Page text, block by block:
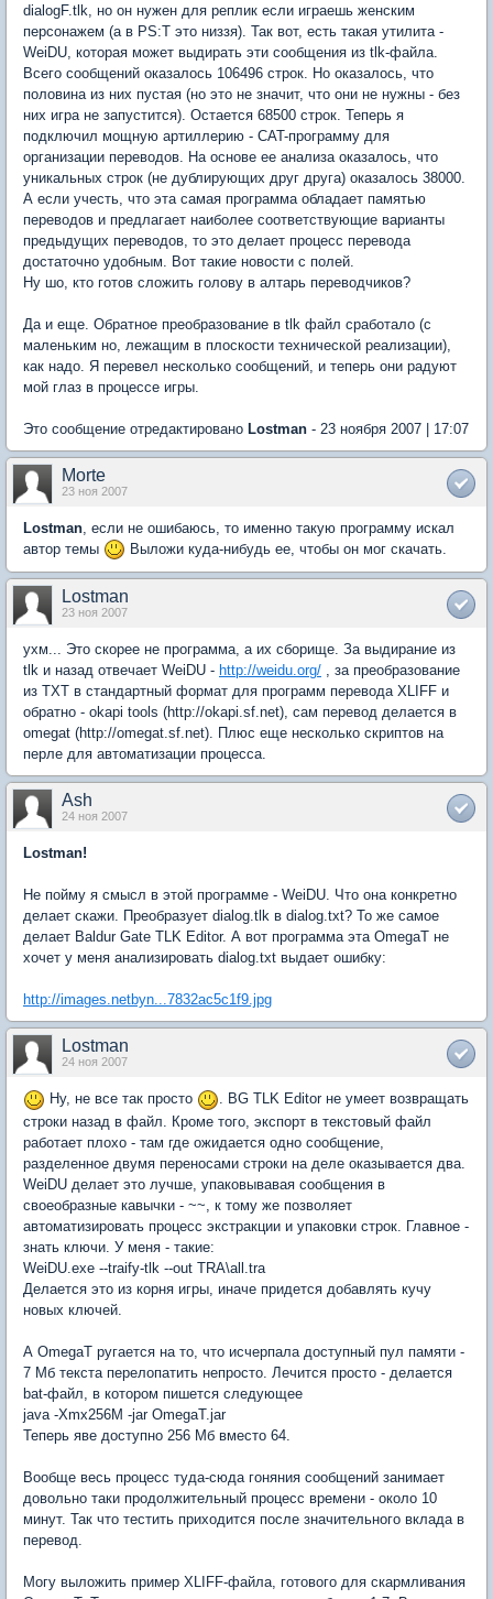
dialogF.tlk, но он нужен для реплик если играешь женским
персонажем (а в PS:T это низзя). Так вот, есть такая утилита -
WeiDU, которая может выдирать эти сообщения из tlk-файла.
Всего сообщений оказалось 106496 строк. Но оказалось, что
половина из них пустая (но это не значит, что они не нужны - без
них игра не запустится). Остается 68500 строк. Теперь я
подключил мощную артиллерию - CAT-программу для
организации переводов. На основе ее анализа оказалось, что
уникальных строк (не дублирующих друг друга) оказалось 38000.
А если учесть, что эта самая программа обладает памятью
переводов и предлагает наиболее соответствующие варианты
предыдущих переводов, то это делает процесс перевода
достаточно удобным. Вот такие новости с полей.
Ну шо, кто готов сложить голову в алтарь переводчиков?
Да и еще. Обратное преобразование в tlk файл сработало (с
маленьким но, лежащим в плоскости технической реализации),
как надо. Я перевел несколько сообщений, и теперь они радуют
мой глаз в процессе игры.
Это сообщение отредактировано Lostman - 23 ноября 2007 | 17:07
Morte
23 ноя 2007
Lostman , если не ошибаюсь, то именно такую программу искал
автор темы
Выложи куда-нибудь ее, чтобы он мог скачать.
Lostman
23 ноя 2007
ухм... Это скорее не программа, а их сборище. За выдирание из
tlk и назад отвечает WeiDU - http://weidu.org/ , за преобразование
из TXT в стандартный формат для программ перевода XLIFF и
обратно - okapi tools (http://okapi.sf.net), сам перевод делается в
omegat (http://omegat.sf.net). Плюс еще несколько скриптов на
перле для автоматизации процесса.
Ash
24 ноя 2007
Lostman!
Не пойму я смысл в этой программе - WeiDU. Что она конкретно
делает скажи. Преобразует dialog.tlk в dialog.txt? То же самое
делает Baldur Gate TLK Editor. А вот программа эта OmegaT не
хочет у меня анализировать dialog.txt выдает ошибку:
http://images.netbyn...7832ac5c1f9.jpg
Lostman
24 ноя 2007
Ну, не все так просто
. BG TLK Editor не умеет возвращать
строки назад в файл. Кроме того, экспорт в текстовый файл
работает плохо - там где ожидается одно сообщение,
разделенное двумя переносами строки на деле оказывается два.
WeiDU делает это лучше, упаковывавая сообщения в
своеобразные кавычки - ~~, к тому же позволяет
автоматизировать процесс экстракции и упаковки строк. Главное -
знать ключи. У меня - такие:
WeiDU.exe --traify-tlk --out TRA\all.tra
Делается это из корня игры, иначе придется добавлять кучу
новых ключей.
А OmegaT ругается на то, что исчерпала доступный пул памяти -
7 Мб текста перелопатить непросто. Лечится просто - делается
bat-файл, в котором пишется следующее
java -Xmx256M -jar OmegaT.jar
Теперь яве доступно 256 Мб вместо 64.
Вообще весь процесс туда-сюда гоняния сообщений занимает
довольно таки продолжительный процесс времени - около 10
минут. Так что тестить приходится после значительного вклада в
перевод.
Могу выложить пример XLIFF-файла, готового для скармливания